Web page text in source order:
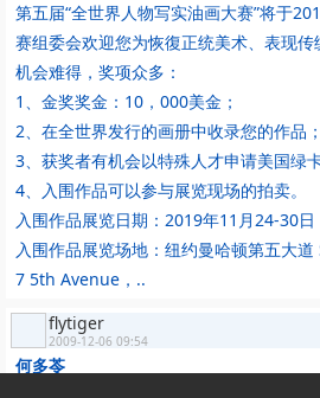
第五届“全世界人物写实油画大赛”将于
赛组委会欢迎您为恢復正统美术、表现
机会难得，奖项众多：
1、金奖奖金：10，000美金；
2、在全世界发行的画册中收录您的作品；
3、获奖者有机会以特殊人才申请美国绿
4、入围作品可以参与展览现场的拍卖。
入围作品展览日期：2019年11月24-30日
入围作品展览场地：纽约曼哈顿第五大
7 5th Avenue，..
flytiger
2009-12-06 09:54
何多苓